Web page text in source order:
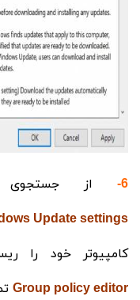
6- از جستجوی
Update settings
کامپیوتر خود را
Group policy editor